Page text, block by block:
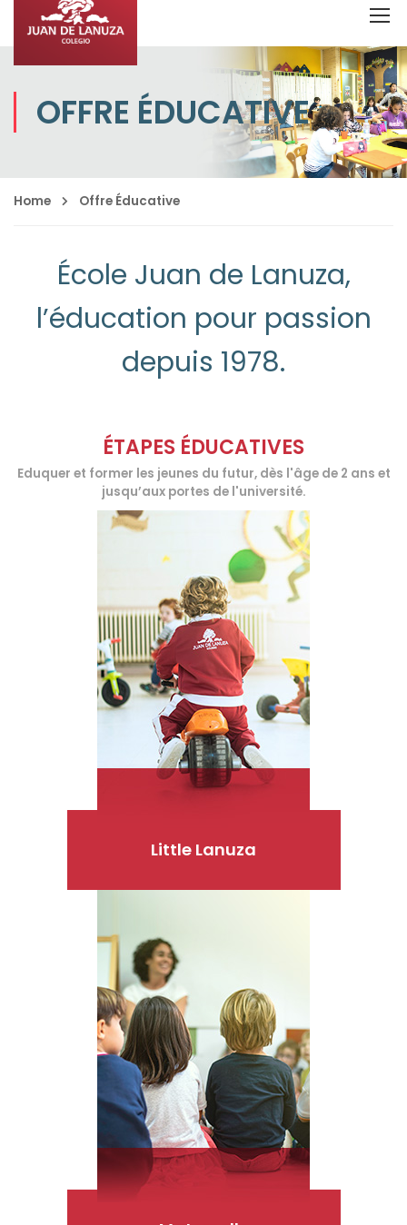
OFFRE ÉDUCATIVE
Home Offre Éducative
École Juan de Lanuza,
l’éducation pour passion
depuis 1978.
ÉTAPES ÉDUCATIVES
Eduquer et former les jeunes du futur, dès l'âge de 2 ans et
jusqu’aux portes de l'université.
Little Lanuza